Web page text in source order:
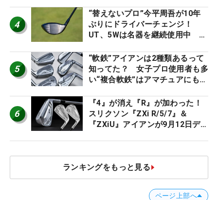
ー』 #女子プロセッティング
4
“替えないプロ”今平周吾が10年
ぶりにドライバーチェンジ！
UT、5Wは名器を継続使用中 #
5
“軟鉄”アイアンは2種類あるって
知ってた？ 女子プロ使用者も多
い“複合軟鉄”はアマチュアにもオ
6
『4』が消え『R』が加わった！
スリクソン『ZXi R/5/7』＆
『ZXiU』アイアンが9月12日デ
ランキングをもっと見る
ページ上部へ